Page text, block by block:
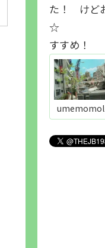
た！ けど
☆ 時間
すすめ！